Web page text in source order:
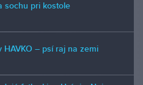
sochu pri kostole
HAVKO – psí raj na zemi